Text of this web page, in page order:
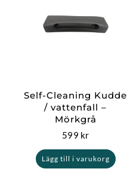
Self-Cleaning Kudde
/ vattenfall –
Mörkgrå
599 kr
Lägg till i varukorg